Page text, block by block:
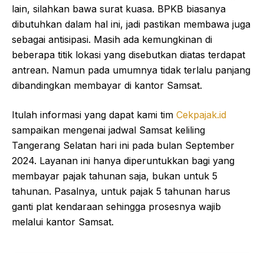
lain, silahkan bawa surat kuasa. BPKB biasanya
dibutuhkan dalam hal ini, jadi pastikan membawa juga
sebagai antisipasi. Masih ada kemungkinan di
beberapa titik lokasi yang disebutkan diatas terdapat
antrean. Namun pada umumnya tidak terlalu panjang
dibandingkan membayar di kantor Samsat.
Itulah informasi yang dapat kami tim Cekpajak.id
sampaikan mengenai jadwal Samsat keliling
Tangerang Selatan hari ini pada bulan September
2024. Layanan ini hanya diperuntukkan bagi yang
membayar pajak tahunan saja, bukan untuk 5
tahunan. Pasalnya, untuk pajak 5 tahunan harus
ganti plat kendaraan sehingga prosesnya wajib
melalui kantor Samsat.